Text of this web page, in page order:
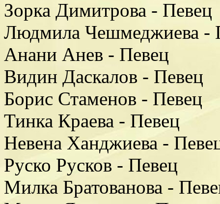
Зорка Димитрова - Певец
Людмила Чешмеджиева -
Анани Анев - Певец
Видин Даскалов - Певец
Борис Стаменов - Певец
Тинка Краева - Певец
Невена Ханджиева -
Руско Русков - Певец
Милка Братованова -